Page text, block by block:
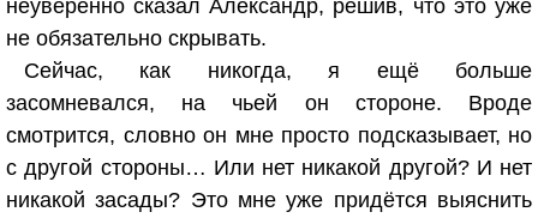
неуверенно сказал Александр, решив, что это уже
не обязательно скрывать.
Сейчас, как никогда, я ещё больше
засомневался, на чьей он стороне. Вроде
смотрится, словно он мне просто подсказывает, но
с другой стороны… Или нет никакой другой? И нет
никакой засады? Это мне уже придётся выяснить